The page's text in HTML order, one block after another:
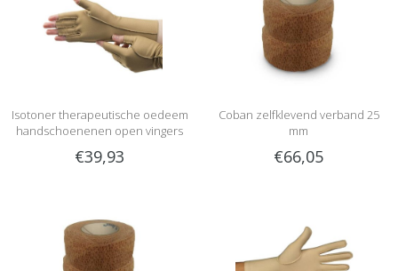
Isotoner therapeutische oedeem
handschoenenen open vingers
€39,93
Coban zelfklevend verband 25
mm
€66,05